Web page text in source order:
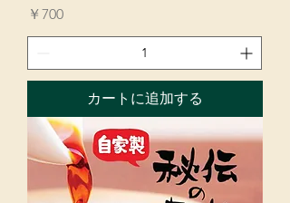
価格
￥700
カートに追加する